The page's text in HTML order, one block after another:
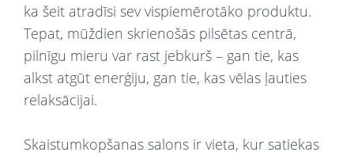
ka šeit atradīsi sev vispiemērotāko produktu.
Tepat, mūždien skrienošās pilsētas centrā,
pilnīgu mieru var rast jebkurš – gan tie, kas
alkst atgūt enerģiju, gan tie, kas vēlas ļauties
relaksācijai.
Skaistumkopšanas salons ir vieta, kur satiekas